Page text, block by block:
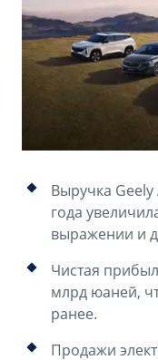
OKAVANGO
PREFACE
от 3 079 990 ₽*
Аксессуары
Зарядные устройства
ФИНАНСЫ И УСЛУГИ
Страхование
GEELY Лизинг
Советы по
Спецпредложения
Сервисная книжка
Вопросы и ответы
Выручка
года
выражении и
Чистая
млрд юаней,
ранее.
Продажи